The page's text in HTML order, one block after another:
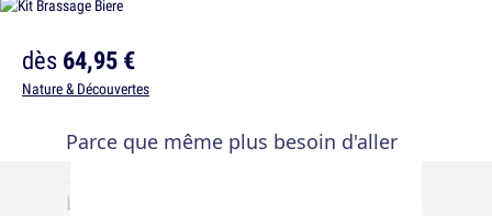
dès64,95 €
Nature & Découvertes
Parce que même plus besoin d'aller
binouze